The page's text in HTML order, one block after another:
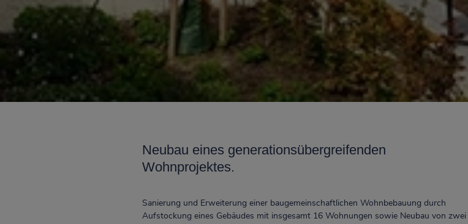
Neubau eines generationsübergreifenden
Wohnprojektes.
Sanierung und Erweiterung einer baugemeinschaftlichen Wohnbebauung durch
Aufstockung eines Gebäudes mit insgesamt 16 Wohnungen sowie Neubau von zwei